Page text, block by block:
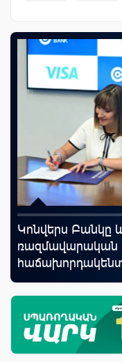
Ֆասթ Բանկը
ներկայացրել է
առաջարկները